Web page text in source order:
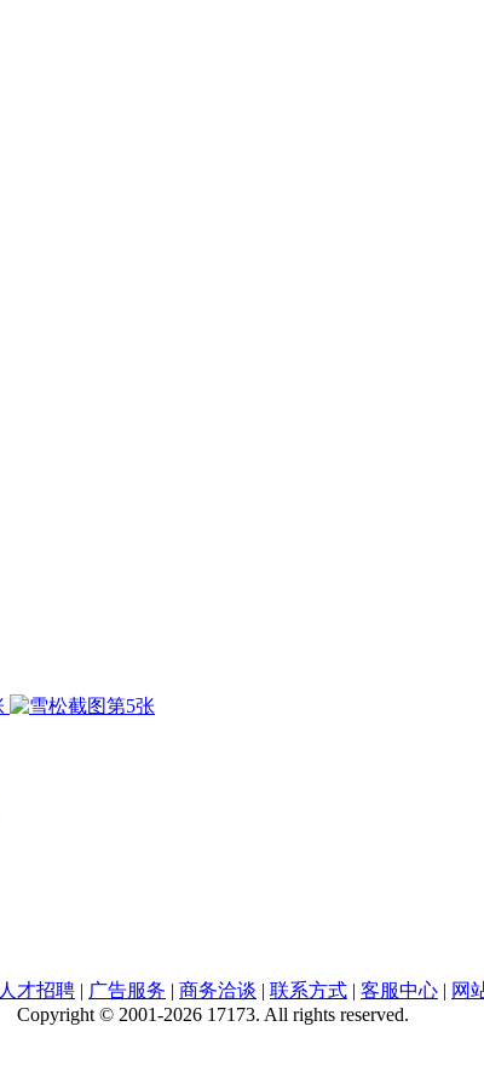
人才招聘 | 广告服务 | 商务洽谈 | 联系方式 | 客服中心 | 网
Copyright © 2001-2026 17173. All rights reserved.